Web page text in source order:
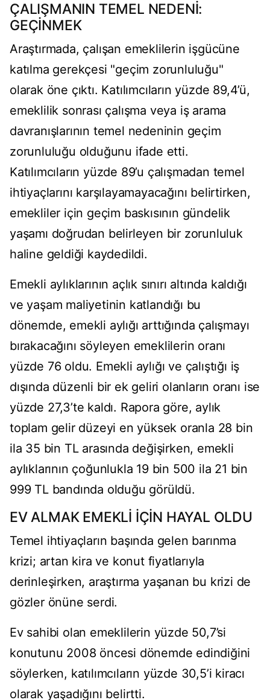
ÇALIŞMANIN TEMEL NEDENİ:
GEÇİNMEK
Araştırmada, çalışan emeklilerin işgücüne
katılma gerekçesi "geçim zorunluluğu"
olarak öne çıktı. Katılımcıların yüzde 89,4’ü,
emeklilik sonrası çalışma veya iş arama
davranışlarının temel nedeninin geçim
zorunluluğu olduğunu ifade etti.
Katılımcıların yüzde 89’u çalışmadan temel
ihtiyaçlarını karşılayamayacağını belirtirken,
emekliler için geçim baskısının gündelik
yaşamı doğrudan belirleyen bir zorunluluk
haline geldiği kaydedildi.
Emekli aylıklarının açlık sınırı altında kaldığı
ve yaşam maliyetinin katlandığı bu
dönemde, emekli aylığı arttığında çalışmayı
bırakacağını söyleyen emeklilerin oranı
yüzde 76 oldu. Emekli aylığı ve çalıştığı iş
dışında düzenli bir ek geliri olanların oranı ise
yüzde 27,3’te kaldı. Rapora göre, aylık
toplam gelir düzeyi en yüksek oranla 28 bin
ila 35 bin TL arasında değişirken, emekli
aylıklarının çoğunlukla 19 bin 500 ila 21 bin
999 TL bandında olduğu görüldü.
EV ALMAK EMEKLİ İÇİN HAYAL OLDU
Temel ihtiyaçların başında gelen barınma
krizi; artan kira ve konut fiyatlarıyla
derinleşirken, araştırma yaşanan bu krizi de
gözler önüne serdi.
Ev sahibi olan emeklilerin yüzde 50,7’si
konutunu 2008 öncesi dönemde edindiğini
söylerken, katılımcıların yüzde 30,5’i kiracı
olarak yaşadığını belirtti.